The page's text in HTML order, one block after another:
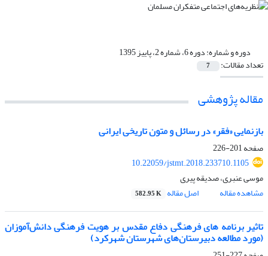
دوره و شماره:دوره 6، شماره 2، پاییز 1395
تعداد مقالات: 7
مقاله پژوهشی
بازنمایی «فقر» در رسائل و متون تاریخی ایرانی
صفحه201-226
10.22059/jstmt.2018.233710.1105
موسی عنبری، صدیقه پیری
مشاهده مقاله
اصل مقاله 582.95 K
تاثیر برنامه های فرهنگی دفاع مقدس بر هویت فرهنگی دانش‌آموزان
(مورد مطالعه دبیرستان‌های شهرستان شهرکرد)